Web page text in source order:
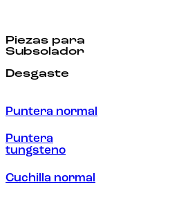
Piezas para
Subsolador
Desgaste
Puntera normal
Puntera
tungsteno
Cuchilla normal